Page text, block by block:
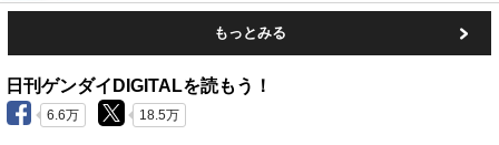
もっとみる
日刊ゲンダイDIGITALを読もう！
6.6万 18.5万